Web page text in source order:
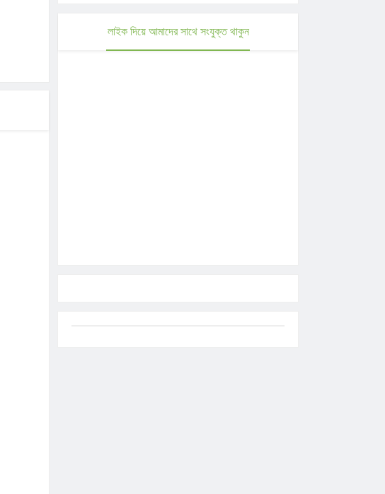
লাইক দিয়ে আমাদের সাথে সংযুক্ত থাকুন